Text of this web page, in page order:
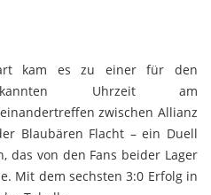
kam es zu einer für den
Uhrzeit am
zwischen Allianz
Blaubären Flacht – ein Duell
das von den Fans beider Lager
Mit dem sechsten 3:0 Erfolg in